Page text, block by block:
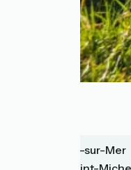
Le Vivier-sur-Mer